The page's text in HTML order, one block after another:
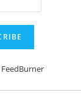
FeedBurner